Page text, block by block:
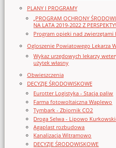
PLANY I PROGRAMY
„PROGRAM OCHRONY
NA LATA 2019-2022 Z
Program opieki nad zwierzętami
Ogloszenie Powiatowego Lekarza
Wykaz urzędowych lekarzy
użytek własny
Obwieszczenia
DECYZJE ŚRODOWISKOWE
Eurotter Logistyka - Stacja paliw
Farma fotowoltaiczna Waplewo
Tymbark - Zbiornik CO2
Droga Selwa - Lipowo
Agaplast rozbudowa
Kanalizacja Witramowo
DECYZJE ŚRODOWISKOWE